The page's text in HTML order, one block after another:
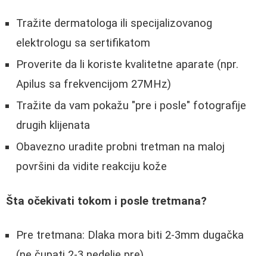
Tražite dermatologa ili specijalizovanog
elektrologu sa sertifikatom
Proverite da li koriste kvalitetne aparate (npr.
Apilus sa frekvencijom 27MHz)
Tražite da vam pokažu "pre i posle" fotografije
drugih klijenata
Obavezno uradite probni tretman na maloj
površini da vidite reakciju kože
Šta očekivati tokom i posle tretmana?
Pre tretmana: Dlaka mora biti 2-3mm dugačka